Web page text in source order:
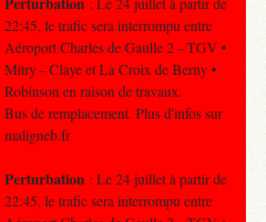
22:45, le trafic sera interrompu entre
Aéroport Charles de Gaulle 2 – TGV •
Mitry – Claye et La Croix de Berny •
Robinson en raison de travaux.
Bus de remplacement. Plus d'infos sur
maligneb.fr
Perturbation : Le 24 juillet à partir de
22:45, le trafic sera interrompu entre